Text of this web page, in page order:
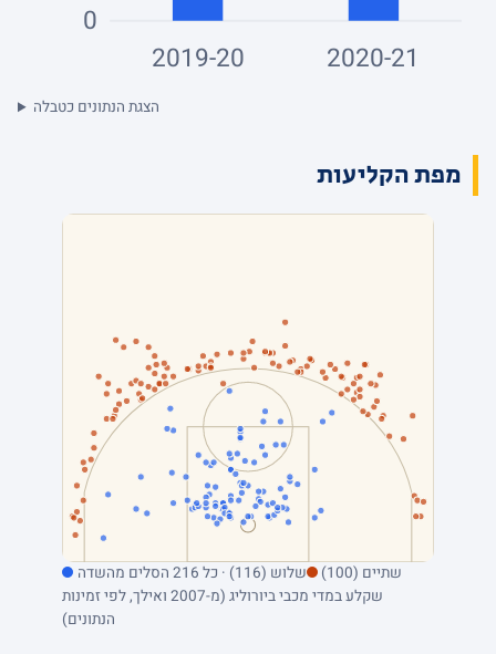
0
2019-20 2020-21
הצגת הנתונים כטבלה
מפת הקליעות
שתיים (100)
שלוש (116) · כל 216 הסלים מהשדה
שקלע במדי מכבי ביורוליג (מ-2007 ואילך, לפי זמינות
הנתונים)